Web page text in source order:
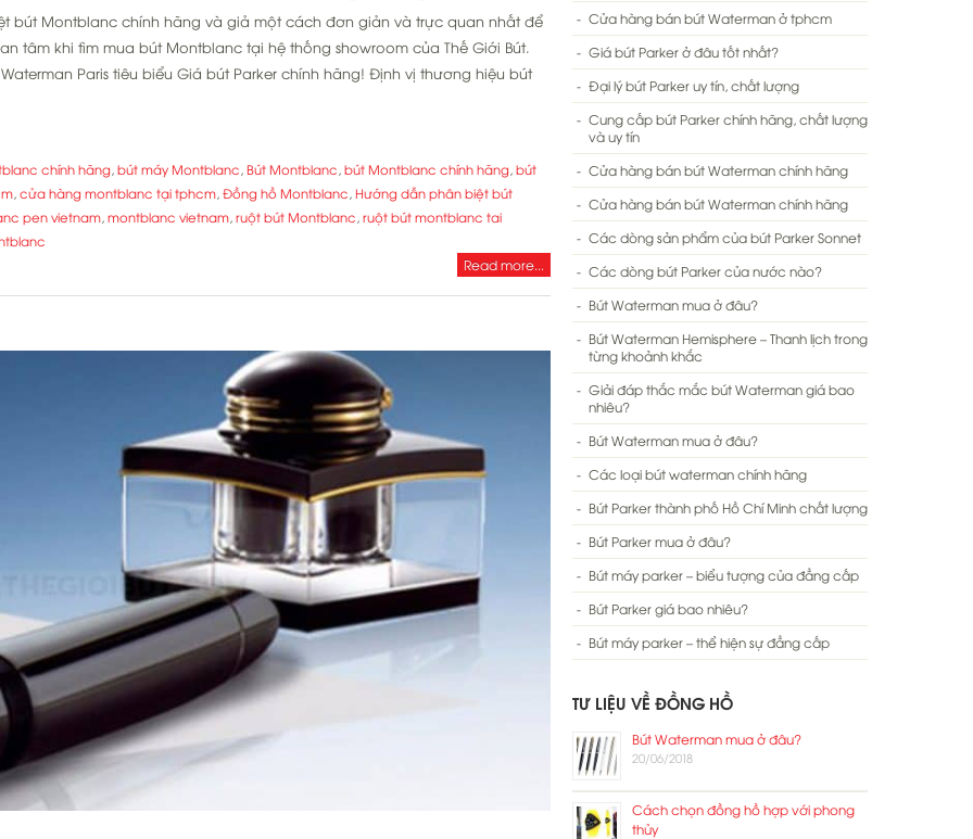
bút Montblanc chính hãng và giả một cách đơn giản và trực quan nhất để
tâm khi tìm mua bút Montblanc tại hệ thống showroom của Thế Giới Bút.
Paris tiêu biểu Giá bút Parker chính hãng! Định vị thương hiệu bút
chính hãng bút máy Montblanc Bút Montblanc bút Montblanc chính hãng bút
cửa hàng montblanc tại tphcm Đồng hồ Montblanc Hướng dẫn phân biệt bút
pen vietnam montblanc vietnam ruột bút Montblanc ruột bút montblanc tai
Read more...
Cửa hàng bán bút Waterman ở tphcm
Giá bút Parker ở đâu tốt nhất?
Đại lý bút Parker uy tín, chất lượng
Cung cấp bút Parker chính hãng, chất lượng
và uy tín
Cửa hàng bán bút Waterman chính hãng
Cửa hàng bán bút Waterman chính hãng
Các dòng sản phẩm của bút Parker Sonnet
Các dòng bút Parker của nước nào?
Bút Waterman mua ở đâu?
Bút Waterman Hemisphere – Thanh lịch trong
từng khoảnh khắc
Giải đáp thắc mắc bút Waterman giá bao
nhiêu?
Bút Waterman mua ở đâu?
Các loại bút waterman chính hãng
Bút Parker thành phố Hồ Chí Minh chất lượng
Bút Parker mua ở đâu?
Bút máy parker – biểu tượng của đẳng cấp
Bút Parker giá bao nhiêu?
Bút máy parker – thể hiện sự đẳng cấp
TƯ LIỆU VỀ ĐỒNG HỒ
Bút Waterman mua ở đâu?
20/06/2018
Cách chọn đồng hồ hợp với phong
thủy